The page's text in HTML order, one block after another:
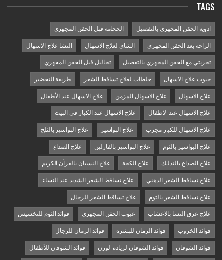
TAGS
ادوية الحقن المجهرى بالتفصيل الحجامه قبل الحقن المجهري
الراحة بعد الحقن المجهري الشاي لعلاج الاسهال النشا علاج الاسهال
تجربتي مع الحقن المجهري بالتفصيل تحاليل قبل الحقن المجهري
حبوب علاج الاسهال خلطات لعلاج تساقط الشعر طريقة التحضير
علاج الاسهال علاج الاسهال المزمن علاج الاسهال عند الأطفال
علاج الاسهال عند الاطفال علاج الاسهال عند الكبار في البيت
علاج الاسهال للكبار مجرب علاج البواسير علاج البواسير بالثلج
علاج البواسير بالثوم علاج البواسير بالفازلين علاج الصداع
علاج الصداع بالتدليك علاج الكحة علاج النسيان بالقرآن الكريم
علاج تساقط الشعر الدهني علاج تساقط الشعر الشديد عند النساء
علاج تساقط الشعر بالثوم علاج تساقط الشعر للرجال
علاج عرق النسا بالاعشاب عيوب الحقن المجهري فوائد الثوم للتخسيس
فوائد الخروب فوائد الرمان للبشرة فوائد الرمان للرجال
فوائد الشوفان فوائد الشوفان لزيادة الوزن فوائد الشوفان للأطفال